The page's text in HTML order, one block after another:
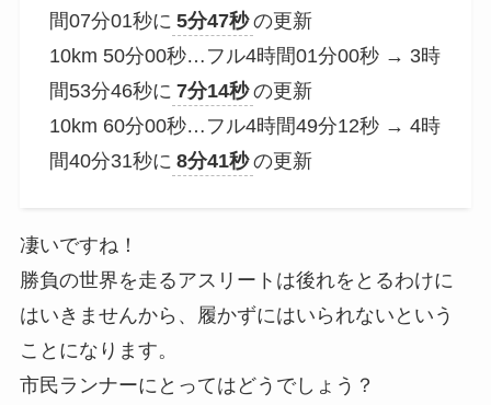
間07分01秒に 5分47秒 の更新
10km 50分00秒…フル4時間01分00秒 → 3時
間53分46秒に 7分14秒 の更新
10km 60分00秒…フル4時間49分12秒 → 4時
間40分31秒に 8分41秒 の更新
凄いですね！
勝負の世界を走るアスリートは後れをとるわけに
はいきませんから、履かずにはいられないという
ことになります。
市民ランナーにとってはどうでしょう？